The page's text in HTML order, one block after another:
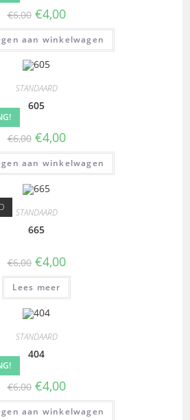
€6,00 €4,00
aan winkelwagen
STANDAARD
605
€6,00 €4,00
aan winkelwagen
STANDAARD
665
€6,00 €4,00
Lees meer
STANDAARD
404
€6,00 €4,00
aan winkelwagen